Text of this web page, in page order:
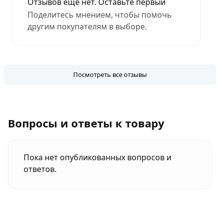
Поделитесь мнением, чтобы помочь
другим покупателям в выборе.
Посмотреть все отзывы
Вопросы и ответы к товару
Пока нет опубликованных вопросов и
ответов.